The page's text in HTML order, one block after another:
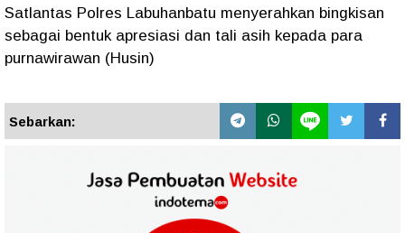
Satlantas Polres Labuhanbatu menyerahkan bingkisan
sebagai bentuk apresiasi dan tali asih kepada para
purnawirawan (Husin)
Sebarkan: